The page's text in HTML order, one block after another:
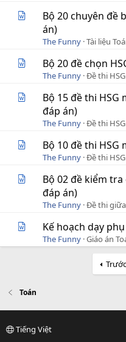
Bộ 20 chuyên đề
án)
The Funny Tài liệu
Bộ 20 đề chọn
The Funny Đề thi
Bộ 15 đề thi HSG
đáp án)
The Funny Đề thi
Bộ 10 đề thi HSG
The Funny Đề thi
Bộ 02 đề kiểm
đáp án)
The Funny Đề thi
Kế hoạch dạy
The Funny Giáo án
Trước
Toán
Tiếng Việt